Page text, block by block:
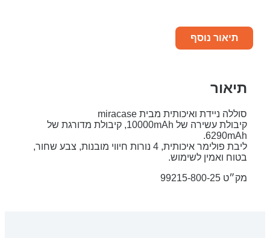
תיאור נוסף
תיאור
סוללה ניידת ואיכותית מבית miracase
קיבולת עשירה של 10000mAh, קיבולת מדורגת של
6290mAh.
ליבת פולימר איכותית, 4 נורות חיווי מובנות, צבע שחור,
בטוח ואמין לשימוש.
מק״ט 99215-800-25